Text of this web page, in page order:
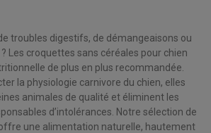
troubles digestifs, de démangeaisons ou
Les croquettes sans céréales pour chien
de plus en plus recommandée.
la physiologie carnivore du chien, elles
animales de qualité et éliminent les
d’intolérances. Notre sélection de
une alimentation naturelle, hautement